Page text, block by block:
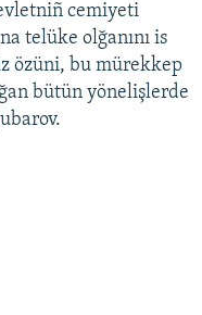
cemiyeti
telüke olğanını is
özüni, bu mürekkep
bütün yönelişlerde